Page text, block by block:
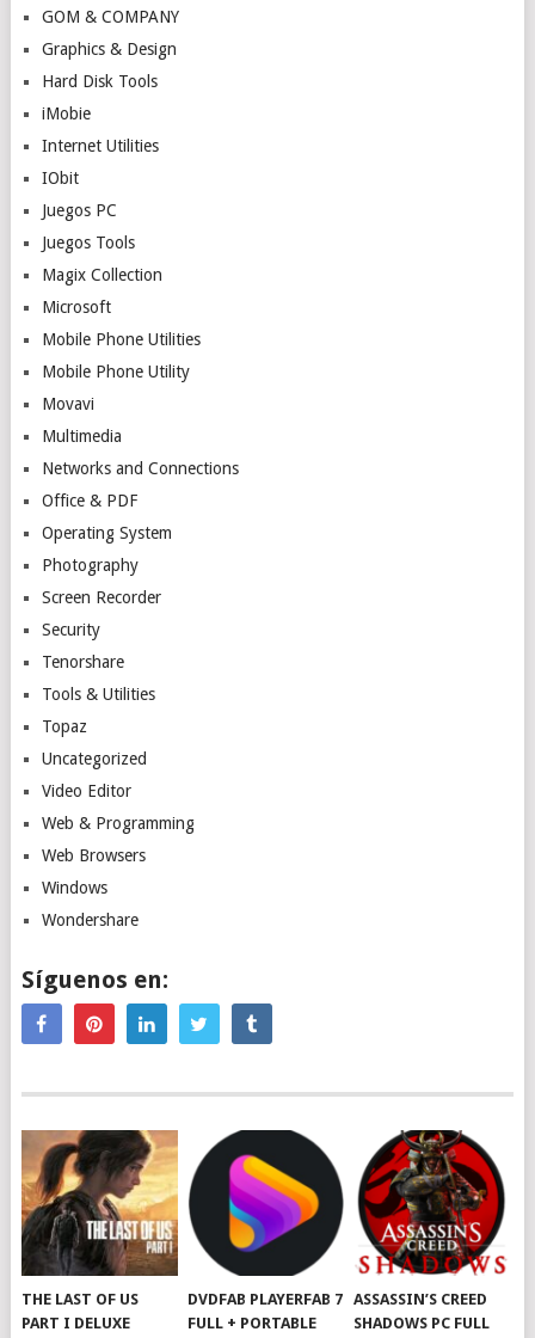
GOM & COMPANY
Graphics & Design
Hard Disk Tools
iMobie
Internet Utilities
IObit
Juegos PC
Juegos Tools
Magix Collection
Microsoft
Mobile Phone Utilities
Mobile Phone Utility
Movavi
Multimedia
Networks and Connections
Office & PDF
Operating System
Photography
Screen Recorder
Security
Tenorshare
Tools & Utilities
Topaz
Uncategorized
Video Editor
Web & Programming
Web Browsers
Windows
Wondershare
Síguenos en:
THE LAST OF US
PART I DELUXE
DVDFAB PLAYERFAB 7
FULL + PORTABLE
ASSASSIN’S CREED
SHADOWS PC FULL